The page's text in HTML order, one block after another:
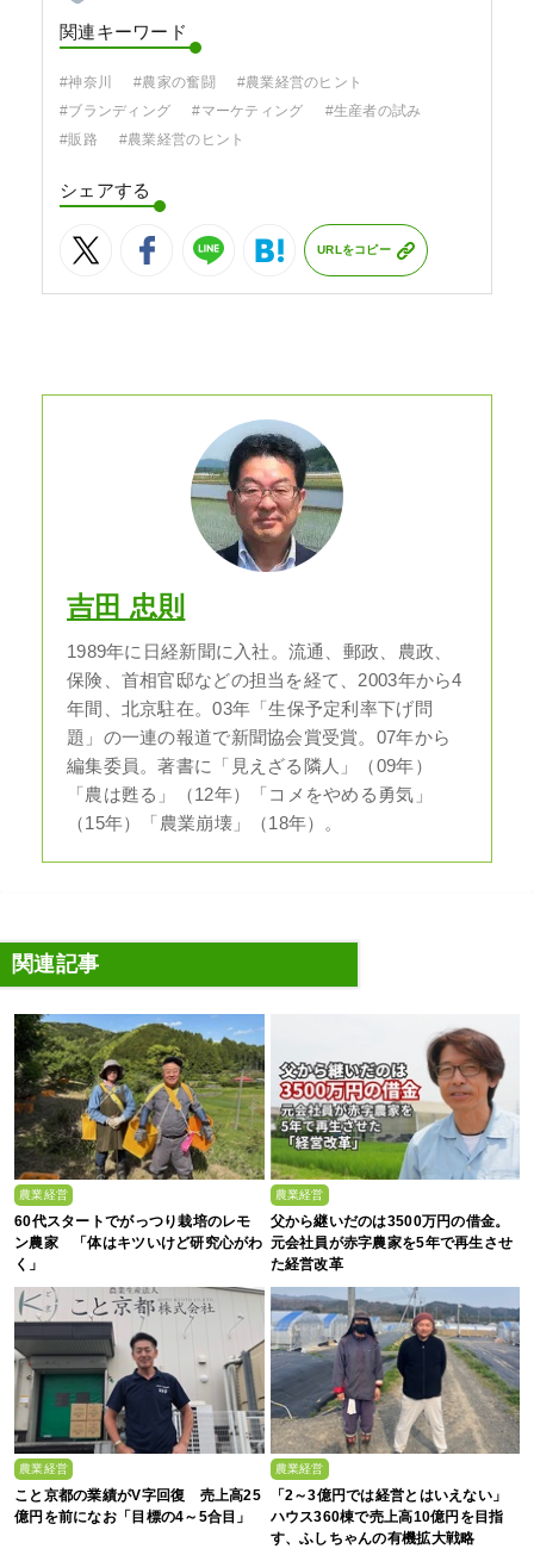
関連キーワード
#神奈川 #農家の奮闘
#農業経営のヒント
#ブランディング
#マーケティング
#生産者の試み
#販路
#農業経営のヒント
シェアする
URLをコピー
吉田 忠則
1989年に日経新聞に入社。流通、郵政、農政、
保険、首相官邸などの担当を経て、2003年から4
年間、北京駐在。03年「生保予定利率下げ問
題」の一連の報道で新聞協会賞受賞。07年から
編集委員。著書に「見えざる隣人」（09年）
「農は甦る」（12年）「コメをやめる勇気」
（15年）「農業崩壊」（18年）。
関連記事
農業経営
60代スタートでがっつり栽培のレモ
ン農家 「体はキツいけど研究心がわ
く」
農業経営
父から継いだのは3500万円の借金。
元会社員が赤字農家を5年で再生させ
た経営改革
農業経営
こと京都の業績がV字回復 売上高25
億円を前になお「目標の4～5合目」
農業経営
「2～3億円では経営とはいえない」
ハウス360棟で売上高10億円を目指
す、ふしちゃんの有機拡大戦略